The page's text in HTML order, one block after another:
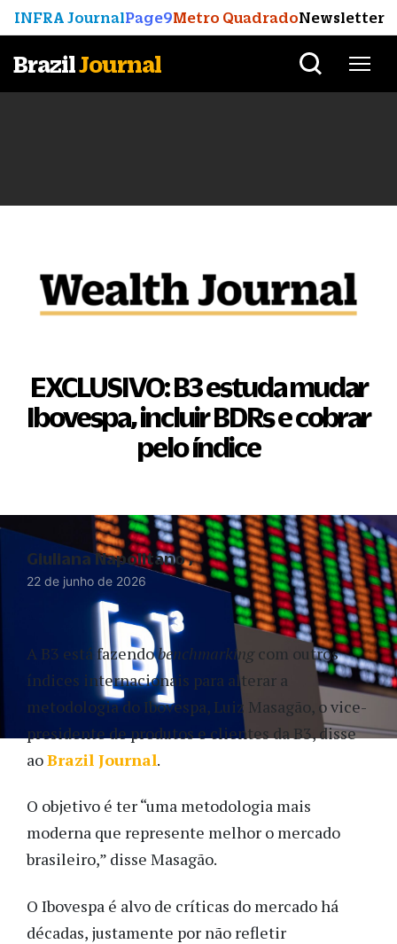
INFRA JournalPage9Metro QuadradoNewsletter
BrazilJournal
EXCLUSIVO: B3 estuda mudar
Ibovespa, incluir BDRs e cobrar
pelo índice
22 de junho de 2026
A B3 está fazendobenchmarkingcom outros
índices internacionais para alterar a
metodologia do Ibovespa, Luiz Masagão, o vice-
presidente de produtos e clientes da B3, disse
aoBrazil Journal.
O objetivo é ter “uma metodologia mais
moderna que represente melhor o mercado
brasileiro,” disse Masagão.
O Ibovespa é alvo de críticas do mercado há
décadas, justamente por não refletir
Giuliana Napolitano